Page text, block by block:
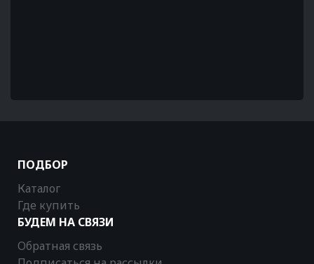
ПОДБОР
Каталог
Где купить
БУДЕМ НА СВЯЗИ
Обратная связь